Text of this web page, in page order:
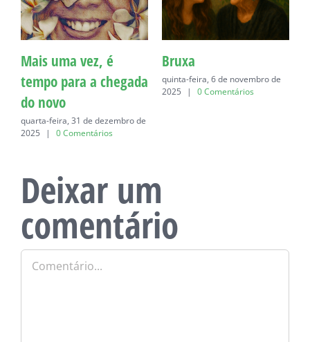
Mais uma vez, é
tempo para a chegada
do novo
quarta-feira, 31 de dezembro de
2025
| 0 Comentários
Bruxa
quinta-feira, 6 de novembro de
2025
| 0 Comentários
Deixar um
comentário
Comentário